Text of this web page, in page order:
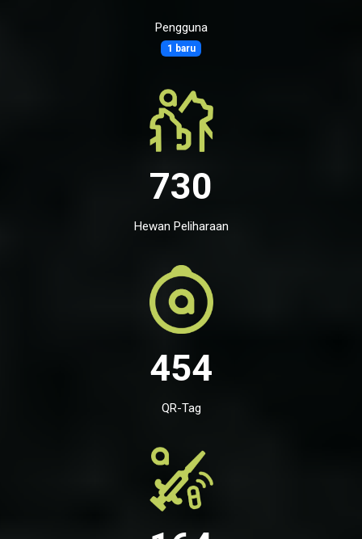
Pengguna
1 baru
730
Hewan Peliharaan
454
QR-Tag